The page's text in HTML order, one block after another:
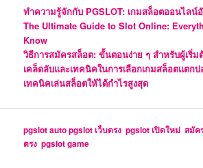
ทำความรู้จักกับ PGSLOT: เกมสล็อตออนไลน์
The Ultimate Guide to Slot Online:
Know
วิธีการสมัครสล็อต: ขั้นตอนง่าย ๆ สำหรับผู้เริ่ม
เคล็ดลับและเทคนิคในการเลือกเกมสล็อตแตกบ่
เทคนิคเล่นสล็อตให้ได้กำไรสูงสุด
pgslot autopgslot เว็บตรงpgslot เปิดใหม่ สมั
ตรงpgslot game